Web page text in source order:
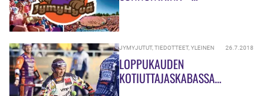
JYMYJUTUT,TIEDOTTEET,YLEINEN 26.7.2018
LOPPUKAUDEN
KOTIUTTAJASKABASSA